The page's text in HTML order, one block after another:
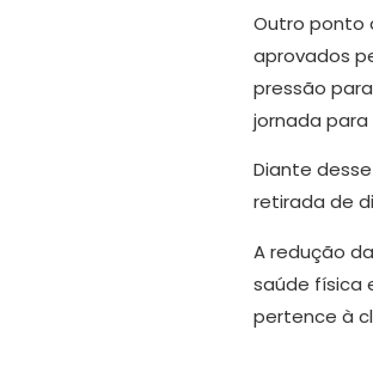
Outro ponto
aprovados
pressão
jornada
Diante desse
retirada de
A redução
saúde física
pertence à